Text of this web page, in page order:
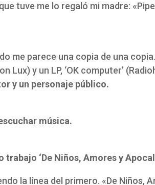
tuve me lo regaló mi madre:
me parece una copia de una
Lux) y un LP, ‘OK computer’
y un personaje público.
música.
‘De Niños, Amores y
la línea del primero. «De Niños,